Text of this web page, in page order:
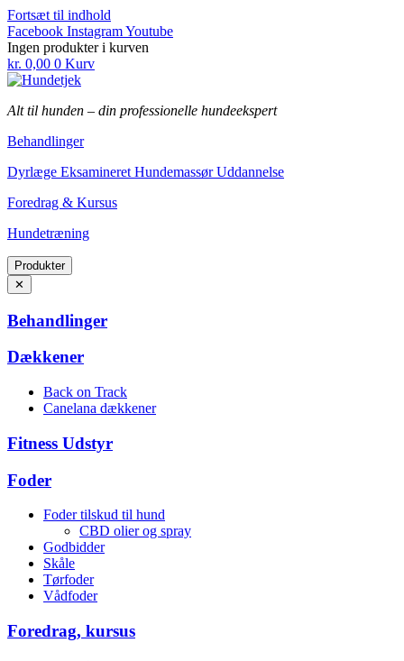
Fortsæt til indhold
Facebook InstagramYoutube
Ingen produkter i kurven
kr. 0,00 0 Kurv
Alt til hunden – din professionelle hundeekspert
Behandlinger
Dyrlæge Eksamineret Hundemassør Uddannelse
Foredrag & Kursus
Hundetræning
Produkter
✕
Behandlinger
Dækkener
Back on Track
Canelana dækkener
Fitness Udstyr
Foder
Foder tilskud til hund
CBD olier og spray
Godbidder
Skåle
Tørfoder
Vådfoder
Foredrag, kursus